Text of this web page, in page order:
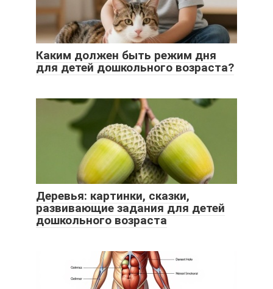
Каким должен быть режим дня
для детей дошкольного возраста?
Деревья: картинки, сказки,
развивающие задания для детей
дошкольного возраста